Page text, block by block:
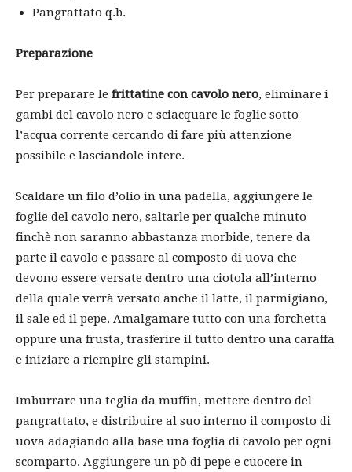
Pangrattato q.b.
Preparazione
Per preparare le frittatine con cavolo nero, eliminare i
gambi del cavolo nero e sciacquare le foglie sotto
l’acqua corrente cercando di fare più attenzione
possibile e lasciandole intere.
Scaldare un filo d’olio in una padella, aggiungere le
foglie del cavolo nero, saltarle per qualche minuto
finchè non saranno abbastanza morbide, tenere da
parte il cavolo e passare al composto di uova che
devono essere versate dentro una ciotola all’interno
della quale verrà versato anche il latte, il parmigiano,
il sale ed il pepe. Amalgamare tutto con una forchetta
oppure una frusta, trasferire il tutto dentro una caraffa
e iniziare a riempire gli stampini.
Imburrare una teglia da muffin, mettere dentro del
pangrattato, e distribuire al suo interno il composto di
uova adagiando alla base una foglia di cavolo per ogni
scomparto. Aggiungere un pò di pepe e cuocere in